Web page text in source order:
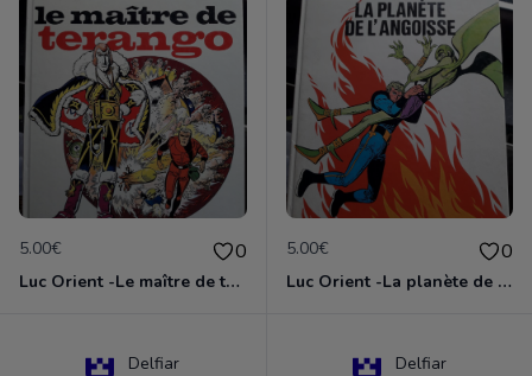
5.00€ 0
Luc Orient -Le maître de terango
5.00€ 0
Luc Orient -La planète de l'angoisse
Delfiar Delfiar